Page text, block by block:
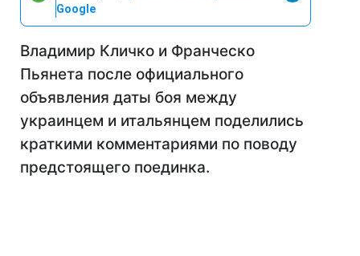
Google
Владимир Кличко и Франческо
Пьянета после официального
объявления даты боя между
украинцем и итальянцем поделились
краткими комментариями по поводу
предстоящего поединка.